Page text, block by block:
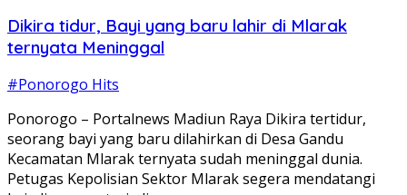
Dikira tidur, Bayi yang baru lahir di Mlarak
ternyata Meninggal
#Ponorogo Hits
Ponorogo – Portalnews Madiun Raya Dikira tertidur,
seorang bayi yang baru dilahirkan di Desa Gandu
Kecamatan Mlarak ternyata sudah meninggal dunia.
Petugas Kepolisian Sektor Mlarak segera mendatangi